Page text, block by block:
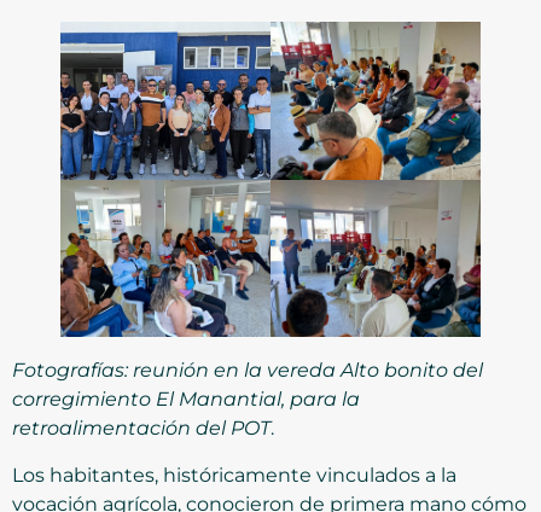
Fotografías: reunión en la vereda Alto bonito del
corregimiento El Manantial, para la
retroalimentación del POT.
Los habitantes, históricamente vinculados a la
vocación agrícola, conocieron de primera mano cómo